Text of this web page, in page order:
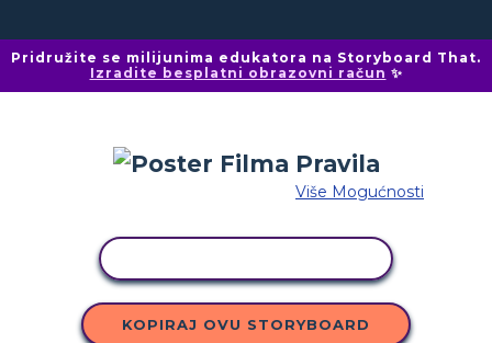
Pridružite se milijunima edukatora na Storyboard That.
Izradite besplatni obrazovni račun ✨
Više Mogućnosti
KOPIRAJ OVU STORYBOARD